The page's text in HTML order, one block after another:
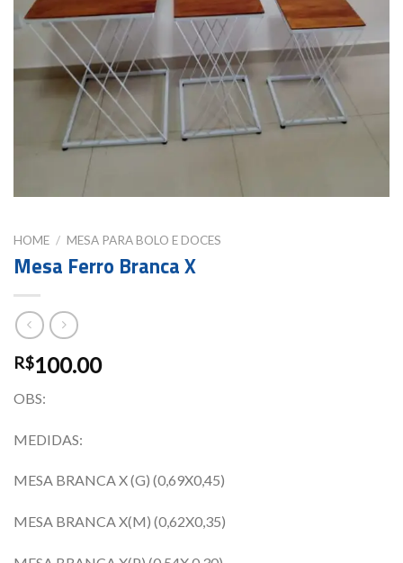
HOME / MESA PARA BOLO E DOCES
Mesa Ferro Branca X
R$100.00
OBS:
MEDIDAS:
MESA BRANCA X (G) (0,69X0,45)
MESA BRANCA X(M) (0,62X0,35)